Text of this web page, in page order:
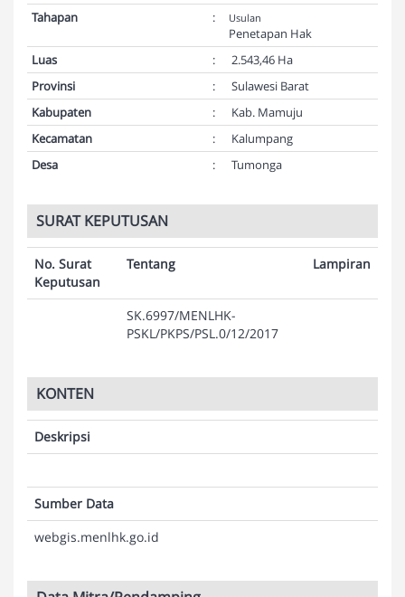
Tahapan
: Usulan
Penetapan Hak
Luas
:
2.543,46 Ha
Provinsi
:
Sulawesi Barat
Kabupaten
:
Kab. Mamuju
Kecamatan
:
Kalumpang
Desa
: Tumonga
SURAT KEPUTUSAN
No. Surat
Keputusan
Tentang Lampiran
SK.6997/MENLHK-
PSKL/PKPS/PSL.0/12/2017
KONTEN
Deskripsi
Sumber Data
webgis.menlhk.go.id